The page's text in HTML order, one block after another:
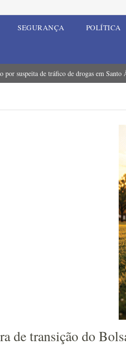
SEGURANÇA POLÍTICA
por suspeita de tráfico de drogas em Santo
de transição do